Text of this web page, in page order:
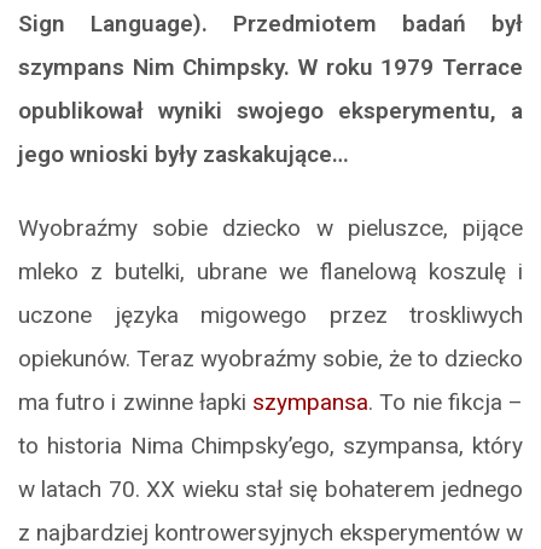
Sign Language). Przedmiotem badań był
szympans Nim Chimpsky. W roku 1979 Terrace
opublikował wyniki swojego eksperymentu, a
jego wnioski były zaskakujące…
Wyobraźmy sobie dziecko w pieluszce, pijące
mleko z butelki, ubrane we flanelową koszulę i
uczone języka migowego przez troskliwych
opiekunów. Teraz wyobraźmy sobie, że to dziecko
ma futro i zwinne łapki szympansa. To nie fikcja –
to historia Nima Chimpsky’ego, szympansa, który
w latach 70. XX wieku stał się bohaterem jednego
z najbardziej kontrowersyjnych eksperymentów w